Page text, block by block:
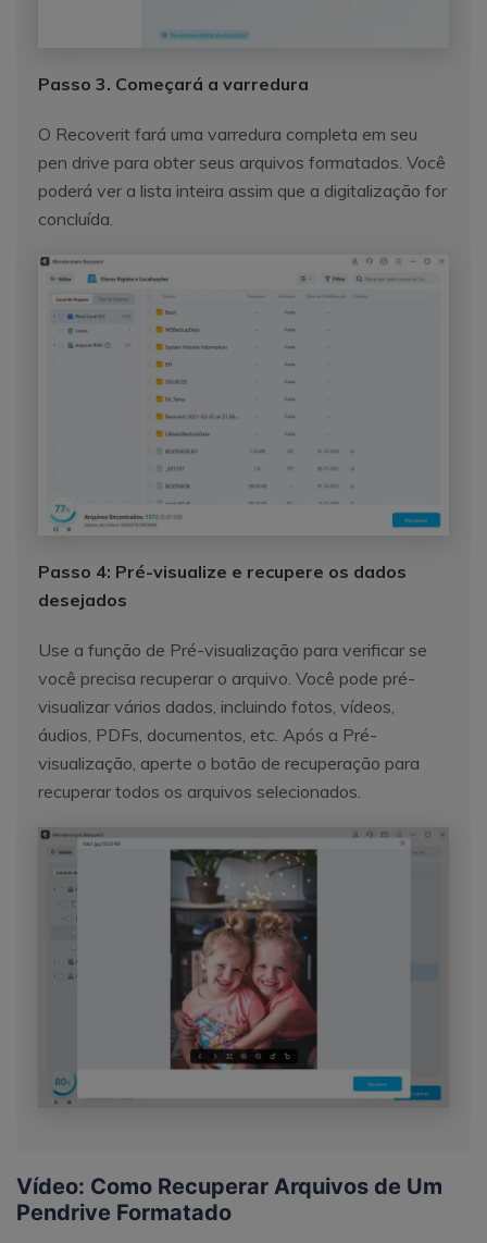
Reparo de fotos com IA
Repare suas fotos, melhore a qualidade e restaure
momentos preciosos com uma solução baseada em
Vamos lá
Teste Online
Passo 3. Começará a varredura
O Recoverit fará uma varredura completa em seu
pen drive para obter seus arquivos formatados. Você
poderá ver a lista inteira assim que a digitalização for
concluída.
Passo 4: Pré-visualize e recupere os dados
desejados
Use a função de Pré-visualização para verificar se
você precisa recuperar o arquivo. Você pode pré-
visualizar vários dados, incluindo fotos, vídeos,
áudios, PDFs, documentos, etc. Após a Pré-
visualização, aperte o botão de recuperação para
recuperar todos os arquivos selecionados.
Vídeo: Como Recuperar Arquivos de Um
Pendrive Formatado